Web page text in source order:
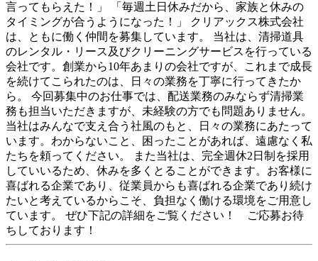
言ってもらえた！」 「毎週土日休みだから、家族と休みの
タイミングが合うようになった！」 クリアックス株式会社
は、ともに働く仲間を募集しています。 当社は、清掃道具
のレンタル・リース及びクリーニングサービスを行っている
会社です。創業から10年あまりの会社ですが、これまで成長
を続けてこられたのは、日々の業務を丁寧に行ってきたか
ら。 今回募集中のお仕事では、配送業務のみならず清掃業
務も担当いただきますが、未経験の方でも問題ありません。
当社はみんなで支え合う社風のもと、日々の業務にあたって
います。わからないこと、困ったことがあれば、遠慮なく私
たちを頼ってください。 また当社は、完全週休2日制を採用
していいるため、休みを多くとることができます。お客様に
喜ばれる企業であり、従業員からも喜ばれる企業であり続け
たいと考えているからこそ、負担なく働ける環境をご用意し
ています。 ぜひ下記の詳細をご覧ください！ ご応募お待
ちしております！